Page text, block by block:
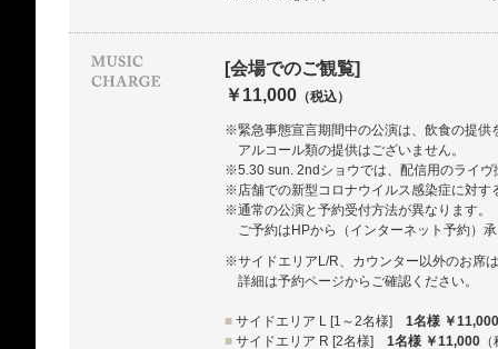
[会場でのご観覧]
￥11,000 （税込）
※緊急事態宣言期間中の公演は、飲食の提供
アルコール類の提供はございません。
※5.30 sun. 2ndショウでは、配信用のライヴ
※店舗での新型コロナウイルス感染症に対す
※通常の公演と予約受付方法が異なります。
ご予約はHPから（インターネット予約）
※サイドエリアL/R、カウンター以外のお席
詳細は予約ページからご確認ください。
■ サイドエリア L [1～2名様] 1名様 ￥11,000
■ サイドエリア R [2名様] 1名様 ￥11,000